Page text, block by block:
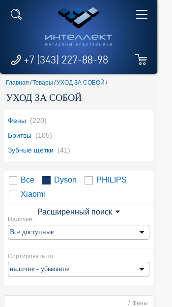
+7 (343) 227-88-98
Главная /Товары /УХОД ЗА СОБОЙ /
УХОД ЗА СОБОЙ
Фены (220)
Бритвы (105)
Зубные щетки
(41)
Все Dyson
PHILIPS
Xiaomi
Расширенный поиск
Наличие:
Сортировать по:
/ Фены